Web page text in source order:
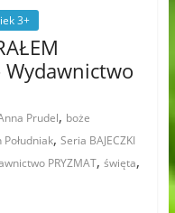
3+
Wydawnictwo
Prudel, boże
, Seria BAJECZKI
PRYZMAT, święta,